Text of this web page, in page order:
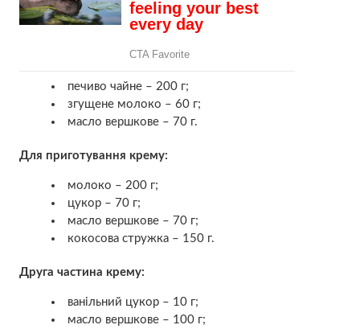
печиво чайне – 200 г;
згущене молоко – 60 г;
масло вершкове – 70 г.
Для приготування крему:
молоко – 200 г;
цукор – 70 г;
масло вершкове – 70 г;
кокосова стружка – 150 г.
Друга частина крему:
ванільний цукор – 10 г;
масло вершкове – 100 г;